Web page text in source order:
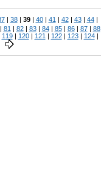
| 38| 39| 40| 41| 42| 43| 44|
81 | 82| 83| 84| 85| 86| 87| 88
119| 120| 121 | 122| 123| 124|